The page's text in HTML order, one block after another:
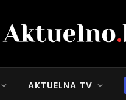
AKTUELNA TV